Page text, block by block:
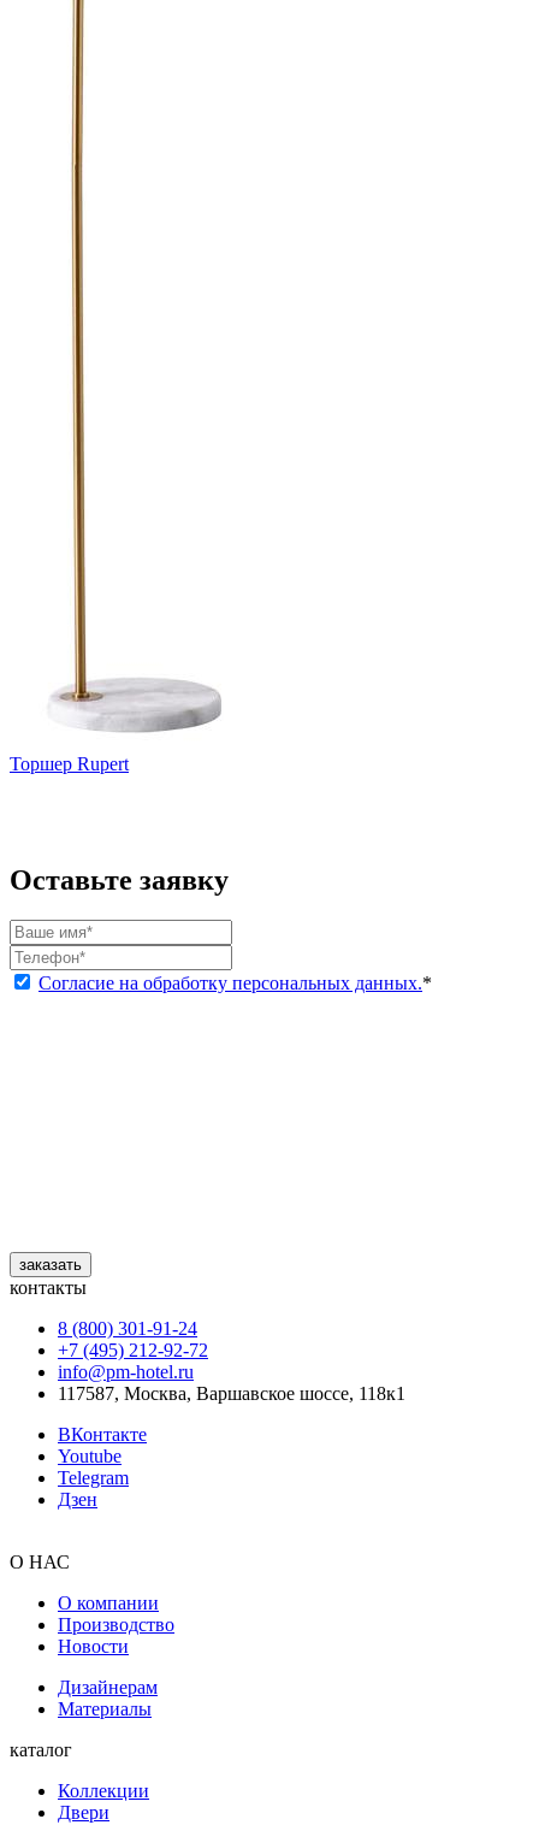
Торшер Rupert
Оставьте заявку
Согласие на обработку персональных данных.*
заказать
контакты
8 (800) 301‑91‑24
+7 (495) 212‑92‑72
info@pm-hotel.ru
117587, Москва, Варшавское шоссе, 118к1
ВКонтакте
Youtube
Telegram
Дзен
О НАС
О компании
Производство
Новости
Дизайнерам
Материалы
каталог
Коллекции
Двери